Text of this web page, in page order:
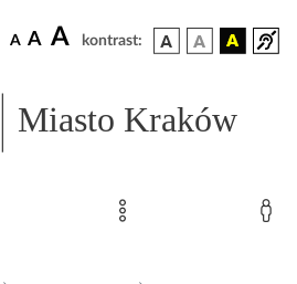
A A A kontrast:
Miasto Kraków